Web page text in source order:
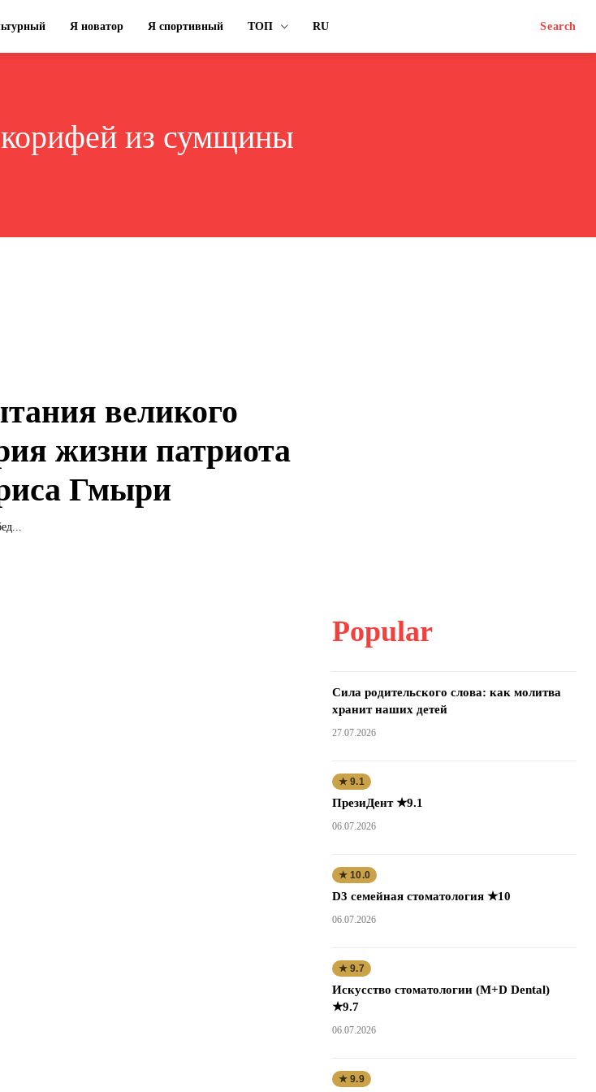
Я новатор Я спортивный ТОП RU Search
из сумщины
великого
жизни патриота
Гмыри
Popular
Сила родительского слова: как молитва
хранит наших детей
27.07.2026
★ 9.1
ПрезиДент ★9.1
06.07.2026
★ 10.0
D3 семейная стоматология ★10
06.07.2026
★ 9.7
Искусство стоматологии (M+D Dental)
★9.7
06.07.2026
★ 9.9